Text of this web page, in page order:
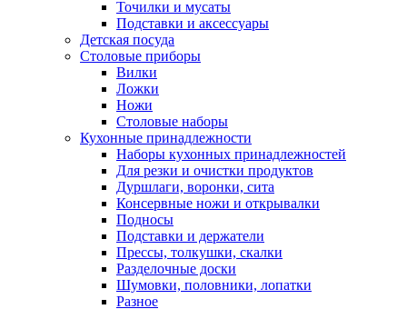
Точилки и мусаты
Подставки и аксессуары
Детская посуда
Столовые приборы
Вилки
Ложки
Ножи
Столовые наборы
Кухонные принадлежности
Наборы кухонных принадлежностей
Для резки и очистки продуктов
Дуршлаги, воронки, сита
Консервные ножи и открывалки
Подносы
Подставки и держатели
Прессы, толкушки, скалки
Разделочные доски
Шумовки, половники, лопатки
Разное